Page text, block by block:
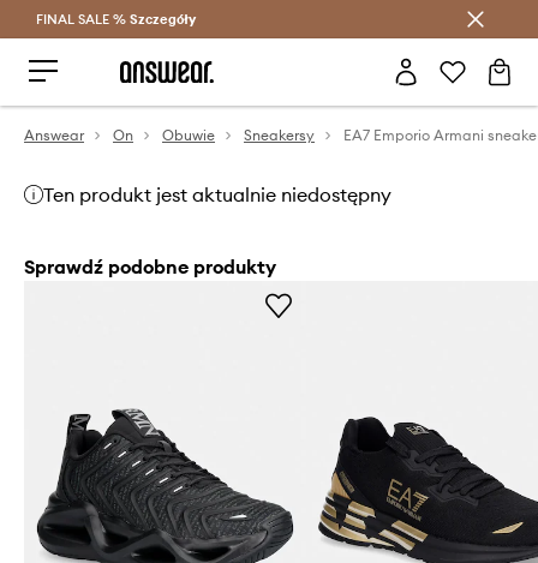
Oszczędzaj z Answear Club >
FINAL SALE % Szczegóły
Answear On Obuwie Sneakersy EA7 Emporio Armani
Ten produkt jest aktualnie niedostępny
Sprawdź podobne produkty